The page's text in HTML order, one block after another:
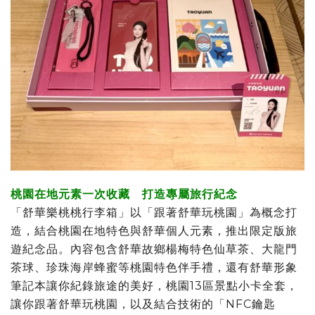
桃園在地元素一次收藏 打造專屬旅行紀念
「舒華樂桃桃行李箱」以「跟著舒華玩桃園」為概念打
造，結合桃園在地特色與舒華個人元素，推出限定版旅
遊紀念品。內容包含舒華故鄉楊梅特色仙草茶、大龍門
茶球、珍珠海岸蜂蜜等桃園特色伴手禮，還有舒華形象
筆記本讓你紀錄旅途的美好，桃園13區景點小卡全套，
讓你跟著舒華玩桃園，以及結合技術的「NFC鑰匙